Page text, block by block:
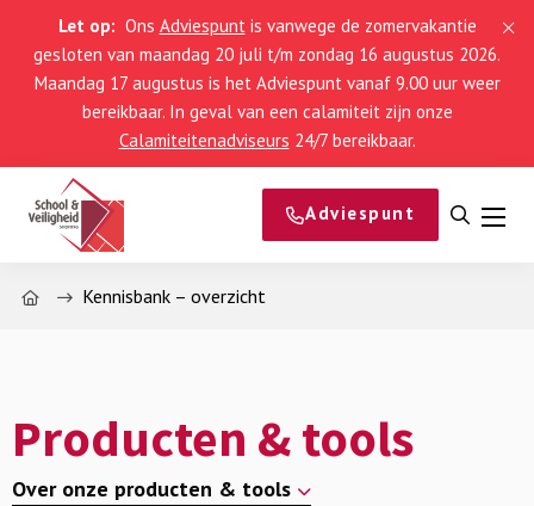
Let op: Ons Adviespuntis vanwege de zomervakantie
gesloten van maandag 20 juli t/m zondag 16 augustus 2026.
Maandag 17 augustus is het Adviespunt vanaf 9.00 uur weer
bereikbaar. In geval van een calamiteit zijn onze
Calamiteitenadviseurs 24/7 bereikbaar.
Adviespunt
Open
Home Kennisbank – overzicht
Producten & tools
Over onze producten & tools